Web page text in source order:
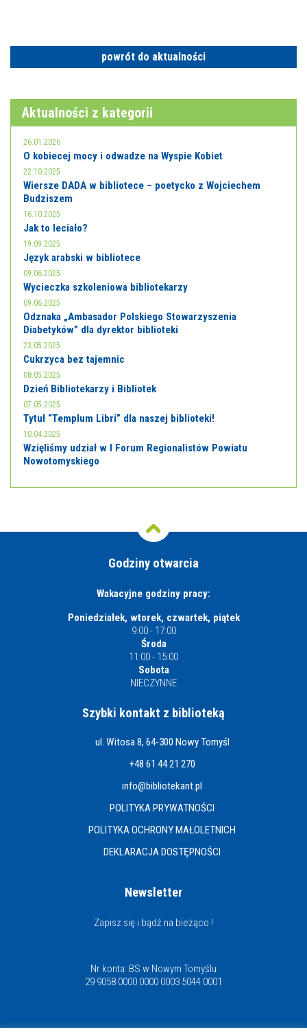
powrót do aktualności
Aktualności z kategorii
26.01.2026
O kobiecej mocy i odwadze na Wyspie Kobiet
22.10.2025
Wiersze DADA w bibliotece – poetycko z Wojciechem
Budziszem
16.10.2025
Jak to leciało?
19.09.2025
Język arabski w bibliotece
09.06.2025
Wycieczka szkoleniowa bibliotekarzy
09.06.2025
Odznaka „Ambasador Polskiego Stowarzyszenia
Diabetyków” dla dyrektor biblioteki
23.05.2025
Cukrzyca bez tajemnic
08.05.2025
Dzień Bibliotekarzy i Bibliotek
07.05.2025
Tytuł “Templum Libri” dla naszej biblioteki!
10.04.2025
Wzięliśmy udział w I Forum Regionalistów Powiatu
Nowotomyskiego
Godziny otwarcia
Wakacyjne godziny pracy:
Poniedziałek, wtorek, czwartek, piątek
9:00 - 17:00
Środa
11:00 - 15:00
Sobota
NIECZYNNE
Szybki kontakt z biblioteką
ul. Witosa 8, 64-300 Nowy Tomyśl
+48 61 44 21 270
info@bibliotekant.pl
POLITYKA PRYWATNOŚCI
POLITYKA OCHRONY MAŁOLETNICH
DEKLARACJA DOSTĘPNOŚCI
Newsletter
Zapisz się i bądź na bieżąco !
Nr konta: BS w Nowym Tomyślu
29 9058 0000 0000 0003 5044 0001